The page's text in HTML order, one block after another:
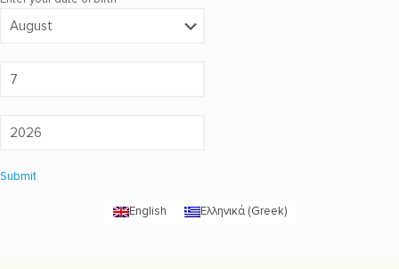
Submit
English Ελληνικά(Greek)